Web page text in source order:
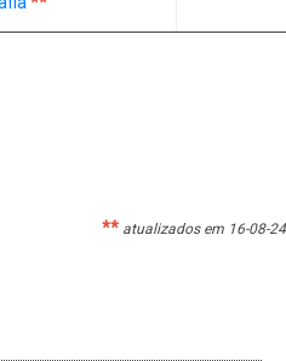
** atualizados em 16-08-24